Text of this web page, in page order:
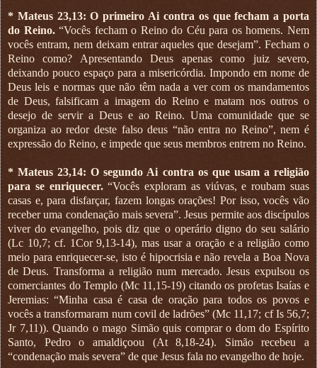
* Mateus 23,13: O primeiro Ai contra os que fecham a porta
do Reino.“Vocês fecham o Reino do Céu para os homens. Nem
vocês entram, nem deixam entrar aqueles que desejam”. Fecham o
Reino como? Apresentando Deus apenas como juiz severo,
deixando pouco espaço para a misericórdia. Impondo em nome de
Deus leis e normas que não têm nada a ver com os mandamentos
de Deus, falsificam a imagem do Reino e matam nos outros o
desejo de servir a Deus e ao Reino. Uma comunidade que se
organiza ao redor deste falso deus “não entra no Reino”, nem é
expressão do Reino, e impede que seus membros entrem no Reino.
* Mateus 23,14: O segundo Ai contra os que usam a religião
para se enriquecer.“Vocês exploram as viúvas, e roubam suas
casas e, para disfarçar, fazem longas orações! Por isso, vocês vão
receber uma condenação mais severa”. Jesus permite aos discípulos
viver do evangelho, pois diz que o operário digno do seu salário
(Lc 10,7; cf. 1Cor 9,13-14), mas usar a oração e a religião como
meio para enriquecer-se, isto é hipocrisia e não revela a Boa Nova
de Deus. Transforma a religião num mercado. Jesus expulsou os
comerciantes do Templo (Mc 11,15-19) citando os profetas Isaías e
Jeremias: “Minha casa é casa de oração para todos os povos e
vocês a transformaram num covil de ladrões” (Mc 11,17; cf Is 56,7;
Jr 7,11)). Quando o mago Simão quis comprar o dom do Espírito
Santo, Pedro o amaldiçoou (At 8,18-24). Simão recebeu a
“condenação mais severa” de que Jesus fala no evangelho de hoje.